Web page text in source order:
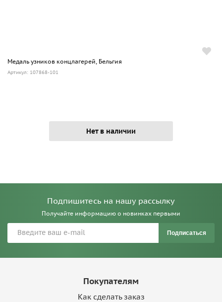
Медаль узников концлагерей, Бельгия
Артикул: 107868-101
Нет в наличии
Подпишитесь на нашу рассылку
Получайте информацию о новинках первыми
Подписаться
Покупателям
Как сделать заказ